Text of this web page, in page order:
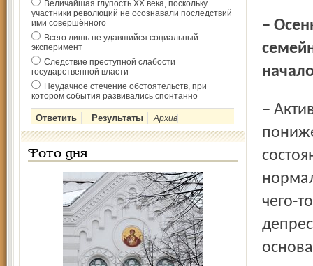
Величайшая глупость ХХ века, поскольку
участники революций не осознавали последствий
ими совершённого
Всего лишь не удавшийся социальный
эксперимент
Следствие преступной слабости
государственной власти
Неудачное стечение обстоятельств, при
котором события развивались спонтанно
Архив
Фото дня
– Осеннее понижение жизненного тонуса, стресс при
– Активно переживать, горевать, пребывать в
чего-